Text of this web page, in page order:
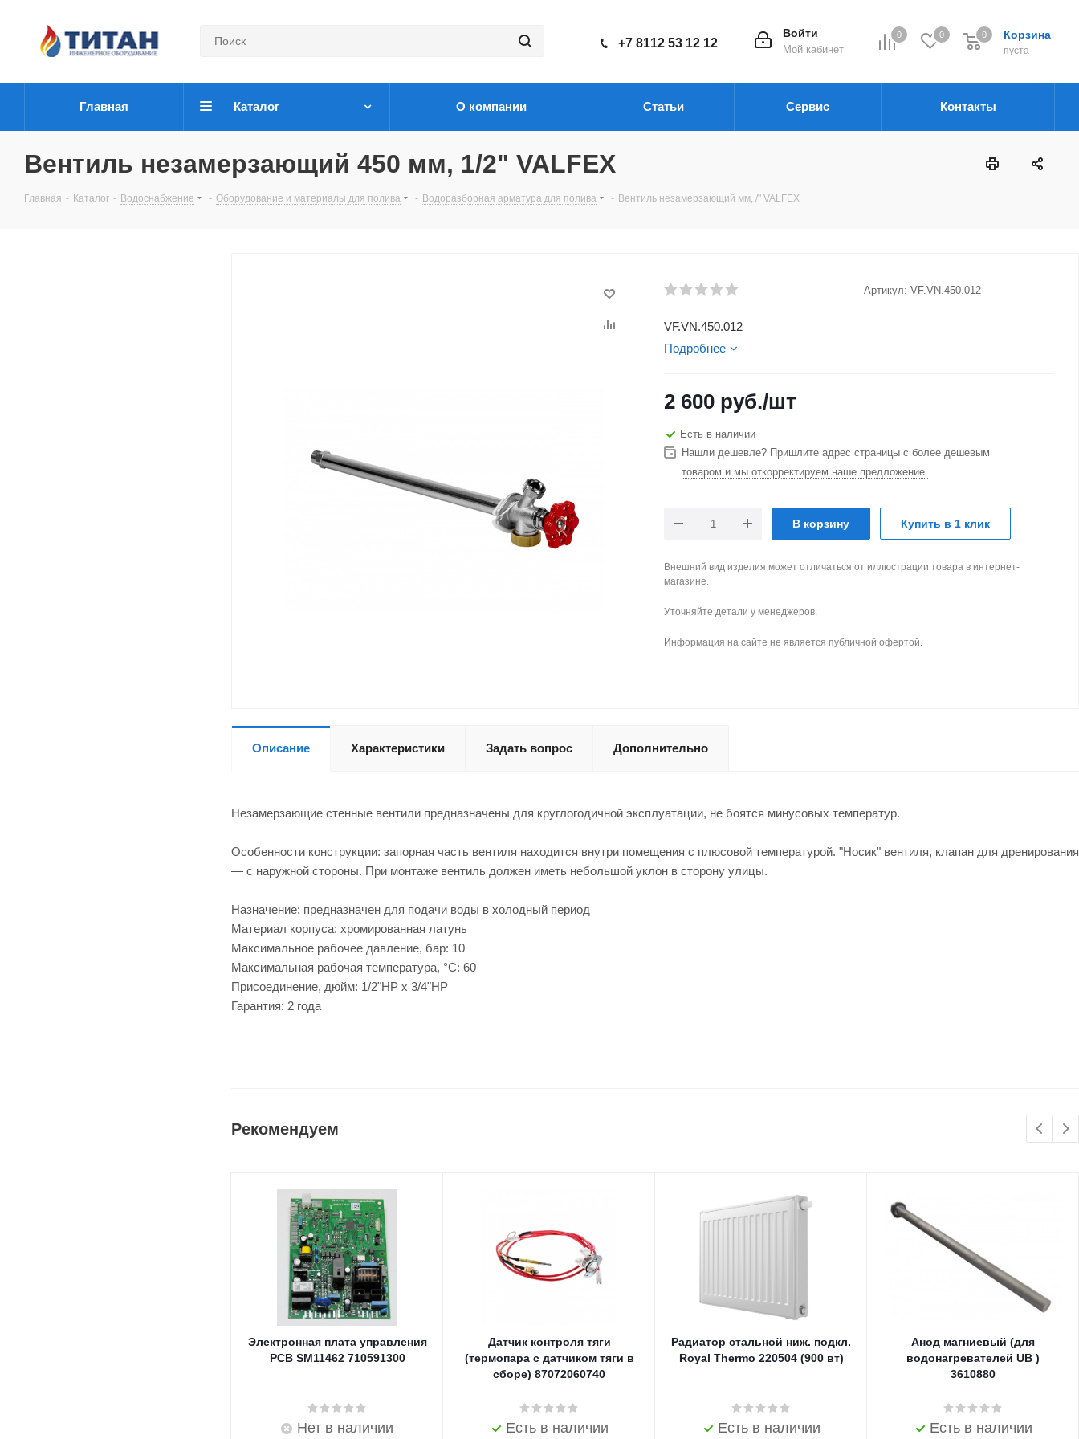
0 0 Корзина
пуста
0
Войти
Мой кабинет
+7 8112 53 12 12
Главная Каталог О компании Статьи Сервис Контакты
Вентиль незамерзающий 450 мм, 1/2" VALFEX
Главная - Каталог - Водоснабжение - Оборудование и материалы для полива - Водоразборная арматура для полива - Вентиль незамерзающий мм, /" VALFEX
Артикул: VF.VN.450.012
VF.VN.450.012
Подробнее
2 600 руб./шт
Есть в наличии
Нашли дешевле? Пришлите адрес страницы с более дешевым
товаром и мы откорректируем наше предложение.
В корзину Купить в 1 клик
Внешний вид изделия может отличаться от иллюстрации товара в интернет-
магазине.
Уточняйте детали у менеджеров.
Информация на сайте не является публичной офертой.
Описание Характеристики Задать вопрос Дополнительно
Незамерзающие стенные вентили предназначены для круглогодичной эксплуатации, не боятся минусовых температур.
Особенности конструкции: запорная часть вентиля находится внутри помещения с плюсовой температурой. "Носик" вентиля, клапан для дренирования
— с наружной стороны. При монтаже вентиль должен иметь небольшой уклон в сторону улицы.
Назначение: предназначен для подачи воды в холодный период
Материал корпуса: хромированная латунь
Максимальное рабочее давление, бар: 10
Максимальная рабочая температура, °С: 60
Присоединение, дюйм: 1/2"НР х 3/4"НР
Гарантия: 2 года
Рекомендуем
Электронная плата управления
PCB SM11462 710591300
Нет в наличии
Датчик контроля тяги
(термопара с датчиком тяги в
сборе) 87072060740
Есть в наличии
Радиатор стальной ниж. подкл.
Royal Thermo 220504 (900 вт)
Есть в наличии
Анод магниевый (для
водонагревателей UB )
3610880
Есть в наличии